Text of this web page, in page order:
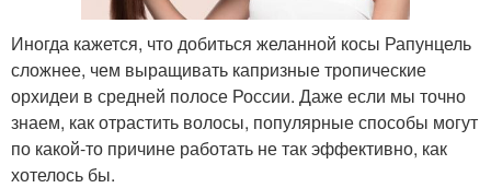
Иногда кажется, что добиться желанной косы Рапунцель
сложнее, чем выращивать капризные тропические
орхидеи в средней полосе России. Даже если мы точно
знаем, как отрастить волосы, популярные способы могут
по какой-то причине работать не так эффективно, как
хотелось бы.